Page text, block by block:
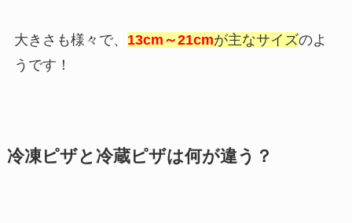
大きさも様々で、 13cm～21cmが主なサイズのよ
うです！
冷凍ピザと冷蔵ピザは何が違う？